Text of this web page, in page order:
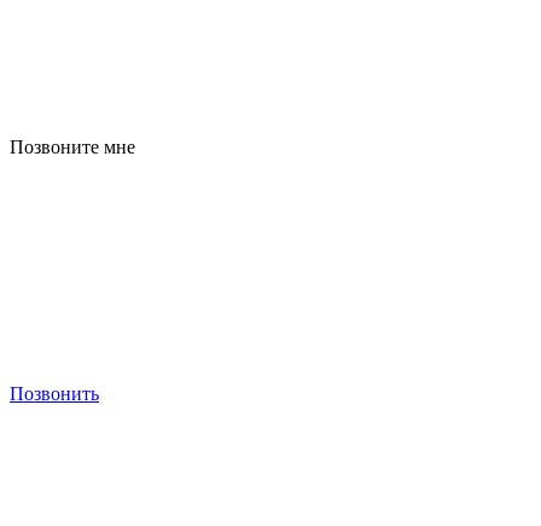
Позвоните мне
Позвонить